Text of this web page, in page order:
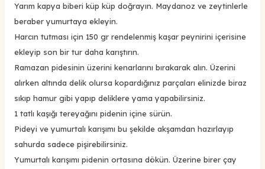
Yarım kapya biberi küp küp doğrayın. Maydanoz ve zeytinlerle
beraber yumurtaya ekleyin.
Harcın tutması için 150 gr rendelenmiş kaşar peynirini içerisine
ekleyip son bir tur daha karıştırın.
Ramazan pidesinin üzerini kenarlarını bırakarak alın. Üzerini
alırken altında delik olursa kopardığınız parçaları elinizde biraz
sıkıp hamur gibi yapıp deliklere yama yapabilirsiniz.
1 tatlı kaşığı tereyağını pidenin içine sürün.
Pideyi ve yumurtalı karışımı bu şekilde akşamdan hazırlayıp
sahurda sadece pişirebilirsiniz.
Yumurtalı karışımı pidenin ortasına dökün. Üzerine birer çay